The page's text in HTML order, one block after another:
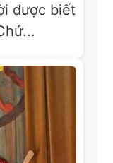
được biết